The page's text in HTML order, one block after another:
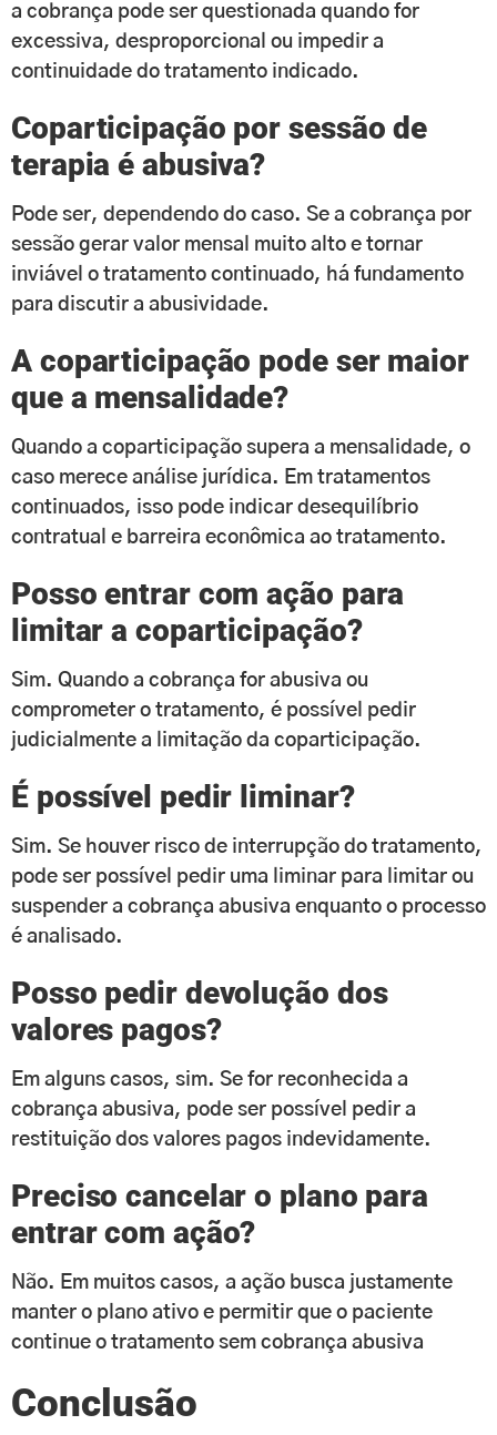
a cobrança pode ser questionada quando for
excessiva, desproporcional ou impedir a
continuidade do tratamento indicado.
Coparticipação por sessão de
terapia é abusiva?
Pode ser, dependendo do caso. Se a cobrança por
sessão gerar valor mensal muito alto e tornar
inviável o tratamento continuado, há fundamento
para discutir a abusividade.
A coparticipação pode ser maior
que a mensalidade?
Quando a coparticipação supera a mensalidade, o
caso merece análise jurídica. Em tratamentos
continuados, isso pode indicar desequilíbrio
contratual e barreira econômica ao tratamento.
Posso entrar com ação para
limitar a coparticipação?
Sim. Quando a cobrança for abusiva ou
comprometer o tratamento, é possível pedir
judicialmente a limitação da coparticipação.
É possível pedir liminar?
Sim. Se houver risco de interrupção do tratamento,
pode ser possível pedir uma liminar para limitar ou
suspender a cobrança abusiva enquanto o processo
é analisado.
Posso pedir devolução dos
valores pagos?
Em alguns casos, sim. Se for reconhecida a
cobrança abusiva, pode ser possível pedir a
restituição dos valores pagos indevidamente.
Preciso cancelar o plano para
entrar com ação?
Não. Em muitos casos, a ação busca justamente
manter o plano ativo e permitir que o paciente
continue o tratamento sem cobrança abusiva
Conclusão